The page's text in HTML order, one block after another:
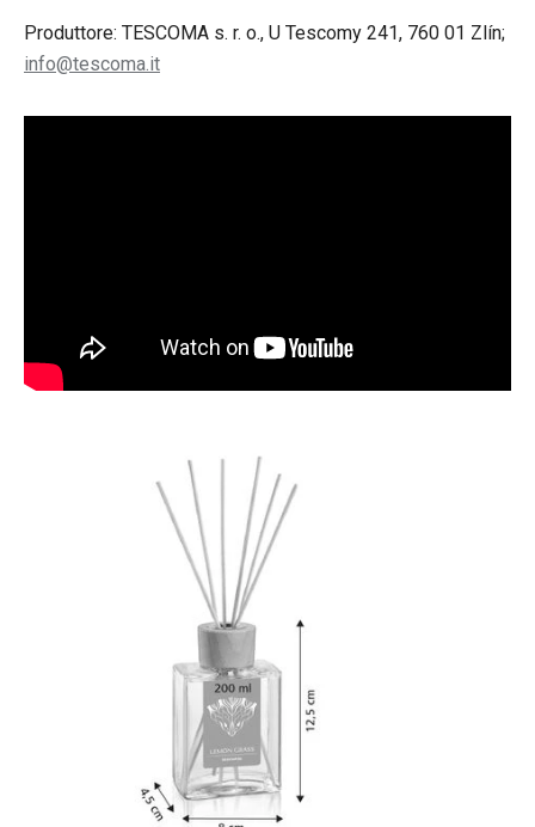
Produttore: TESCOMA s. r. o., U Tescomy 241, 760 01 Zlín;
info@tescoma.it